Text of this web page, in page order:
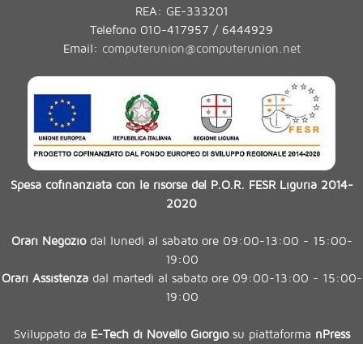
REA: GE-333201
Telefono 010-417957 / 6444929
Email: computerunion@computerunion.net
Spesa cofinanziata con le risorse del P.O.R. FESR Liguria 2014-
2020
Orari Negoziodal lunedì al sabato ore 09:00-13:00 - 15:00-
19:00
Orari Assistenzadal martedì al sabato ore 09:00-13:00 - 15:00-
19:00
Sviluppato da E-Tech di Novello Giorgiosu piattaforma nPress